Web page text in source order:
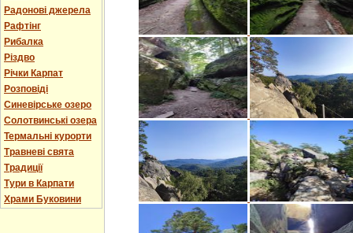
Радонові джерела
Рафтінг
Рибалка
Різдво
Річки Карпат
Розповіді
Синевірське озеро
Солотвинські озера
Термальні курорти
Травневі свята
Традиції
Тури в Карпати
Храми Буковини